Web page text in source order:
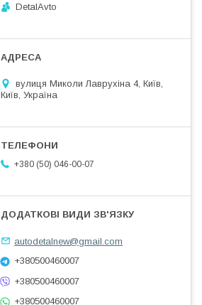
DetalAvto
вулиця Миколи Лаврухіна 4, Київ,
Київ, Україна
+380 (50) 046-00-07
autodetalnew@gmail.com
+380500460007
+380500460007
+380500460007